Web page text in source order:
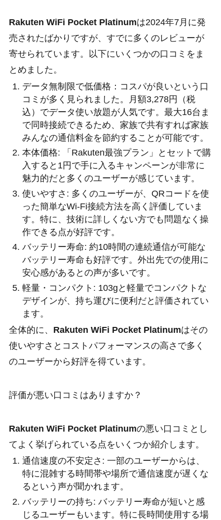
Rakuten WiFi Pocket Platinumは2024年7月に発
売されたばかりですが、すでに多くのレビューが
寄せられています。以下にいくつかの口コミをま
とめました。
データ無制限で低価格：コスパが良いという口
コミが多く見られました。月額3,278円（税
込）でデータ使い放題が人気です。最大16台ま
で同時接続できるため、家族で共有すれば家族
みんなの通信料金を節約することが可能です。
本体価格: 「Rakuten最強プラン」とセットで購
入すると1円で手に入るキャンペーンが非常に
魅力的だと多くのユーザーが感じています。
使いやすさ: 多くのユーザーが、QRコードを使
った簡単なWi-Fi接続方法を高く評価していま
す。特に、技術に詳しくない方でも問題なく操
作できる点が好評です。
バッテリー寿命: 約10時間の連続通信が可能な
バッテリー寿命も好評です。外出先での使用に
安心感があるとの声が多いです。
軽量・コンパクト: 103gと軽量でコンパクトな
デザインが、持ち運びに便利だと評価されてい
ます。
全体的に、 Rakuten WiFi Pocket Platinumはその
使いやすさとコストパフォーマンスの高さで多く
のユーザーから好評を得ています。
評価が悪い口コミはありますか？
Rakuten WiFi Pocket Platinumの悪い口コミとし
てよく挙げられている点をいくつか紹介します。
通信速度の不安定さ: 一部のユーザーからは、
特に混雑する時間帯や場所で通信速度が遅くな
るという声が聞かれます。
バッテリーの持ち: バッテリー寿命が短いと感
じるユーザーもいます。特に長時間使用する場